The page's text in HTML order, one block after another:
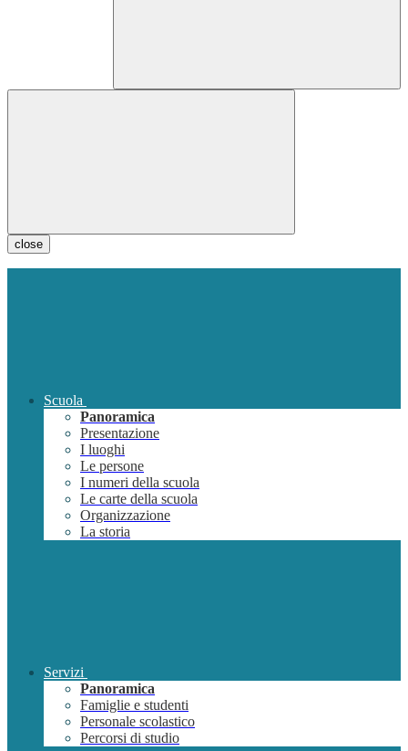
close
Scuola
Panoramica
Presentazione
I luoghi
Le persone
I numeri della scuola
Le carte della scuola
Organizzazione
La storia
Servizi
Panoramica
Famiglie e studenti
Personale scolastico
Percorsi di studio